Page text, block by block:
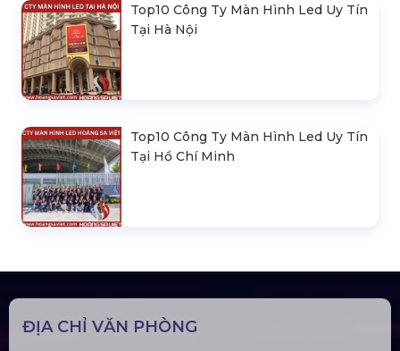
Top10 Công Ty Màn Hình Led Uy Tín
Tại Hà Nội
Top10 Công Ty Màn Hình Led Uy Tín
Tại Hồ Chí Minh
ĐỊA CHỈ VĂN PHÒNG